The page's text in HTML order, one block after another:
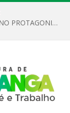
REGULAMENTO OFICIAL DO PRÊMIO ALUNO PROTAGONISTA – EDIÇÃO 2026